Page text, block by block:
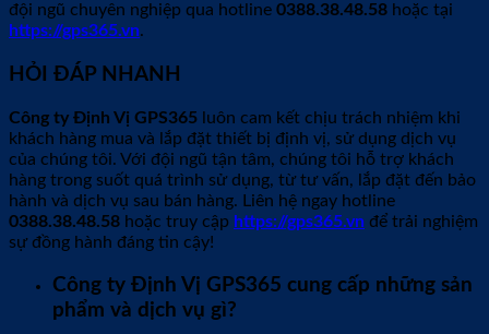
đội ngũ chuyên nghiệp qua hotline 0388.38.48.58 hoặc tại
https://gps365.vn.
HỎI ĐÁP NHANH
Công ty Định Vị GPS365 luôn cam kết chịu trách nhiệm khi
khách hàng mua và lắp đặt thiết bị định vị, sử dụng dịch vụ
của chúng tôi. Với đội ngũ tận tâm, chúng tôi hỗ trợ khách
hàng trong suốt quá trình sử dụng, từ tư vấn, lắp đặt đến bảo
hành và dịch vụ sau bán hàng. Liên hệ ngay hotline
0388.38.48.58 hoặc truy cập https://gps365.vn để trải nghiệm
sự đồng hành đáng tin cậy!
Công ty Định Vị GPS365 cung cấp những sản
phẩm và dịch vụ gì?